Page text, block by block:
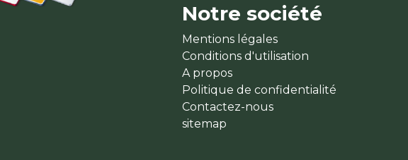
Notre société
Mentions légales
Conditions d'utilisation
A propos
Politique de confidentialité
Contactez-nous
sitemap